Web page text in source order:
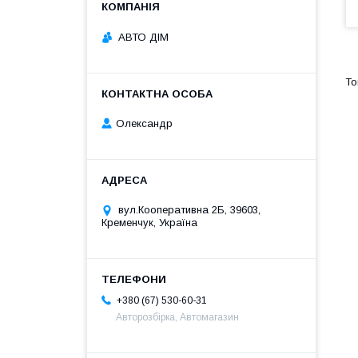
АВТО ДІМ
Олександр
вул.Кооперативна 2Б, 39603,
Кременчук, Україна
+380 (67) 530-60-31
Авторозбірка, Автомагазин